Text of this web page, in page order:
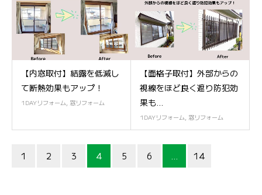
【内窓取付】結露を低減し
て断熱効果もアップ！
1DAYリフォーム, 窓リフォーム
【面格子取付】外部からの
視線をほど良く遮り防犯効
果も...
1DAYリフォーム, 窓リフォーム
1 2 3 4 5 6 … 14